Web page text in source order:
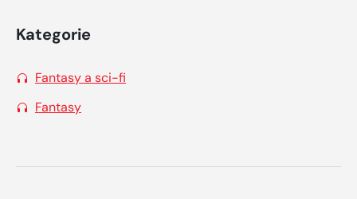
Kategorie
Fantasy a sci-fi
Fantasy